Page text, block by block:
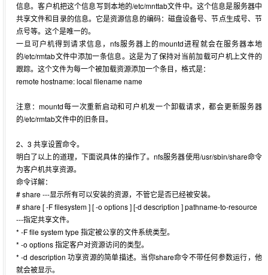
信息。客户机把这个信息写到本地的/etc/mnttab文件中。这个信息是服务器中
共享文件和目录的信息。它是资源信息的编码：磁盘设备号、节点生成号、节
点号等。这个是唯一的。
一旦可户机得到请求信息，nfs服务器上的mountd进程就会在服务器本地
的/etc/rmtab文件中添加一条信息。这是为了保持对当前加载可户机上文件的
跟踪。这个文件为每一个被加载资源添加一个条目，格式是：
remote hostname: local filename name
注意：mountd每一次重新启动和可户机发一个卸载请求，都会更新服务器
的/etc/rmtab文件中的旧条目。
2、3 共享设置命令。
明白了以上的道理，下面说具体的操作了。nfs服务器使用/usr/sbin/share命令
为客户机共享资源。
命令详解：
# share ---显示所有可以安装的资源，不管它是否已经被安装。
# share [ -F filesystem ] [ -o options ] [-d description ] pathname-to-resource
---指定共享文件。
* -F file system type 指定被公享的文件系统类型。
* -o options 指定客户对资源访问的类型。
* -d description 功享资源的简单描述。当你share命令不带任何参数运行，他
就会被显示。